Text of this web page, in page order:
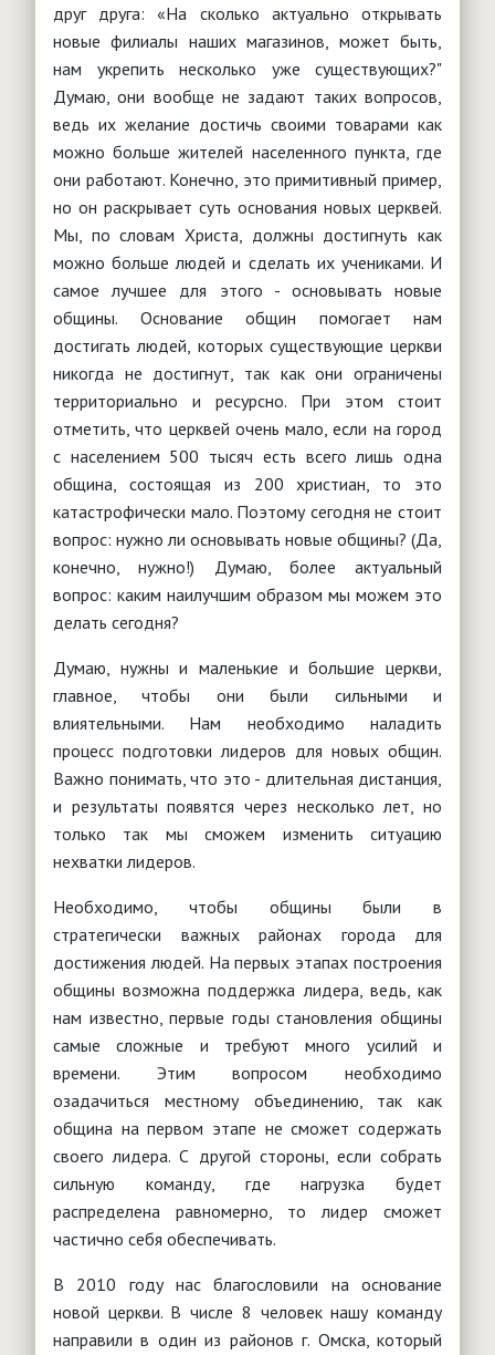
Интернет
Анонсы мероприятий
Видение и стратегия
Основы служения
Молитвенное служение
Брак и семья
Миссия
Женщина и Библия
Сестра в церкви
Обучение
Душепопечение
РЕСУРСЫ
Детское служение
Что такое воскресная школа?
Христианское воспитание
Чем заняться с детьми?
Служение детям с особыми нуждами
Детские клубы, лагеря, площадки
Христианский театр юного зрителя
Вопросы - ответы
Партнерские организации
Дети в Библии
Конституция РФ
Нормативная база
Типовые уставы РО
Паспорт безопасности
Полезные ссылки
Ответы на вопросы (FAQ)
Обработка персональных данных
"Баптист"
"Утренняя звезда"
"Логос"
"Миссионерские вести"
друг друга: «На сколько актуально открывать
новые филиалы наших магазинов, может быть,
нам укрепить несколько уже существующих?"
Думаю, они вообще не задают таких вопросов,
ведь их желание достичь своими товарами как
можно больше жителей населенного пункта, где
они работают. Конечно, это примитивный пример,
но он раскрывает суть основания новых церквей.
Мы, по словам Христа, должны достигнуть как
можно больше людей и сделать их учениками. И
самое лучшее для этого - основывать новые
общины. Основание общин помогает нам
достигать людей, которых существующие церкви
никогда не достигнут, так как они ограничены
территориально и ресурсно. При этом стоит
отметить, что церквей очень мало, если на город
с населением 500 тысяч есть всего лишь одна
община, состоящая из 200 христиан, то это
катастрофически мало. Поэтому сегодня не стоит
вопрос: нужно ли основывать новые общины? (Да,
конечно, нужно!) Думаю, более актуальный
вопрос: каким наилучшим образом мы можем это
делать сегодня?
Думаю, нужны и маленькие и большие церкви,
главное, чтобы они были сильными и
влиятельными. Нам необходимо наладить
процесс подготовки лидеров для новых общин.
Важно понимать, что это - длительная дистанция,
и результаты появятся через несколько лет, но
только так мы сможем изменить ситуацию
нехватки лидеров.
Необходимо, чтобы общины были в
стратегически важных районах города для
достижения людей. На первых этапах построения
общины возможна поддержка лидера, ведь, как
нам известно, первые годы становления общины
самые сложные и требуют много усилий и
времени. Этим вопросом необходимо
озадачиться местному объединению, так как
община на первом этапе не сможет содержать
своего лидера. С другой стороны, если собрать
сильную команду, где нагрузка будет
распределена равномерно, то лидер сможет
частично себя обеспечивать.
В 2010 году нас благословили на основание
новой церкви. В числе 8 человек нашу команду
направили в один из районов г. Омска, который